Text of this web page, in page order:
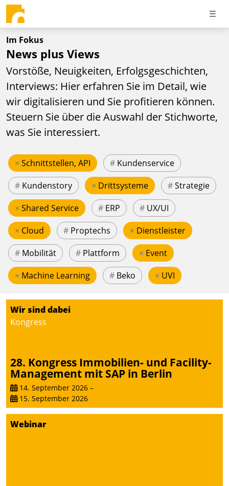
Im Fokus
News plus Views
Vorstöße, Neuigkeiten, Erfolgsgeschichten,
Interviews: Hier erfahren Sie im Detail, wie
wir digitalisieren und Sie profitieren können.
Steuern Sie über die Auswahl der Stichworte,
was Sie interessiert.
× Schnittstellen, API # Kundenservice
# Kundenstory × Drittsysteme #Strategie
× Shared Service # ERP # UX/UI
× Cloud # Proptechs × Dienstleister
# Mobilität # Plattform × Event
× Machine Learning # Beko × UVI
Wir sind dabei
Kongress
28. Kongress Immobilien- und Facility-
Management mit SAP in Berlin
14. September 2026 –
15. September 2026
Webinar